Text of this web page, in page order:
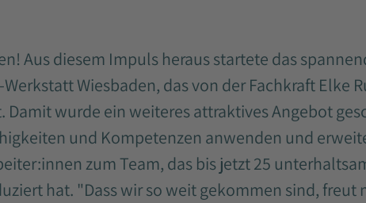
Aus diesem Impuls heraus startete das
Wiesbaden, das von der Fachkraft Elke
Damit wurde ein weiteres attraktives Angebot
und Kompetenzen anwenden und
zum Team, das bis jetzt 25
hat. "Dass wir so weit gekommen sind, freut